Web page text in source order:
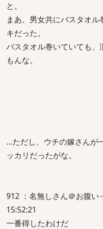
と。
まあ、男女共にバスタオ
キだった。
バスタオル巻いていても
もんな。
…ただし、ウチの嫁さんが
ッカリだったがな。
912 ：名無しさん＠お腹
15:52:21
一番得したわけだ